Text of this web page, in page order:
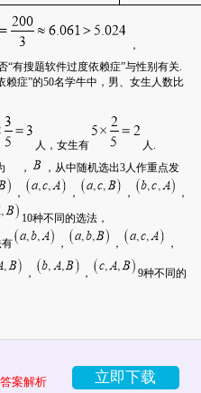
，
“有搜题软件过度依赖症”与性别有关
赖症”的50名学牛中，男、女生人数比
人，女生有 人
， ，从中随机选出3 人作重点发
， ， ，
，
10种不同的选法，
， ， ，
， ， 9种不同的
案解析 立即下载